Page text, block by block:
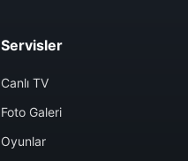
Servisler
Canlı TV
Foto Galeri
Oyunlar